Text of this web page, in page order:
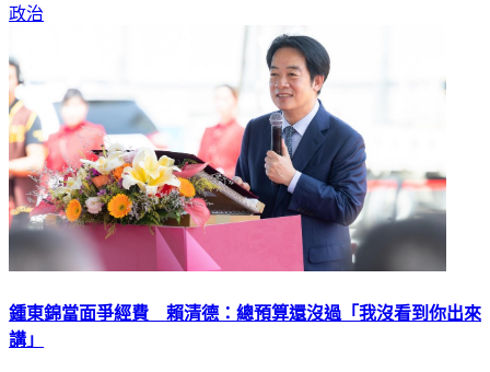
政治
鍾東錦當面爭經費 賴清德：總預算還沒過「我沒看到你出來
講」